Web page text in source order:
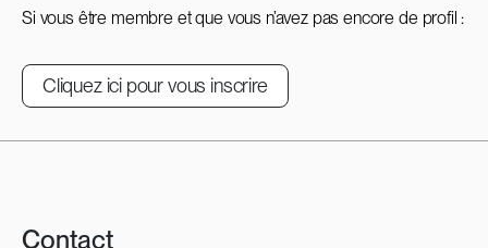
Si vous être membre et que vous n’avez pas encore de profil :
Cliquez ici pour vous inscrire
Contact